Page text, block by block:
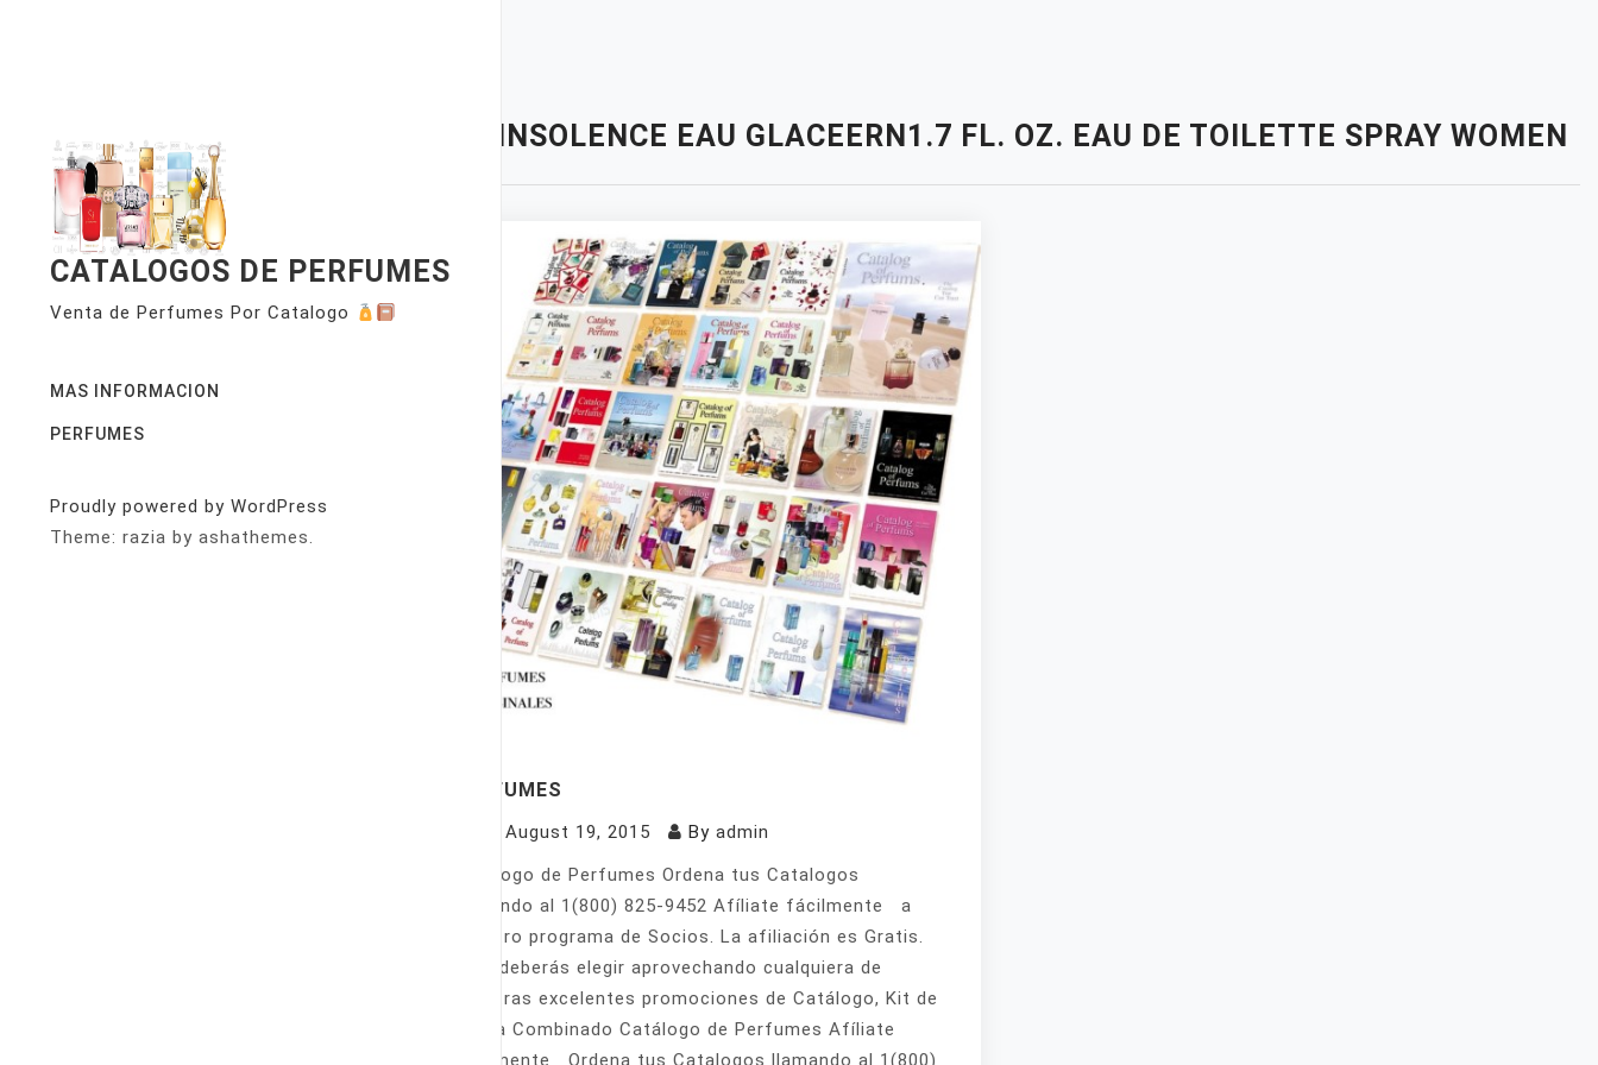
CATALOGOS DE PERFUMES
Venta de Perfumes Por Catalogo
MAS INFORMACION
PERFUMES
Proudly powered by WordPress
Theme: razia by ashathemes.
INSOLENCE EAU GLACEERN1.7 FL. OZ. EAU DE TOILETTE SPRAY WOMEN
PERFUMES
August 19, 2015 By admin
Catálogo de Perfumes Ordena tus Catalogos
llamando al 1(800) 825-9452 Afíliate fácilmente a
nuestro programa de Socios. La afiliación es Gratis.
Sólo deberás elegir aprovechando cualquiera de
nuestras excelentes promociones de Catálogo, Kit de
Venta Combinado Catálogo de Perfumes Afíliate
fácilmente Ordena tus Catalogos llamando al 1(800)